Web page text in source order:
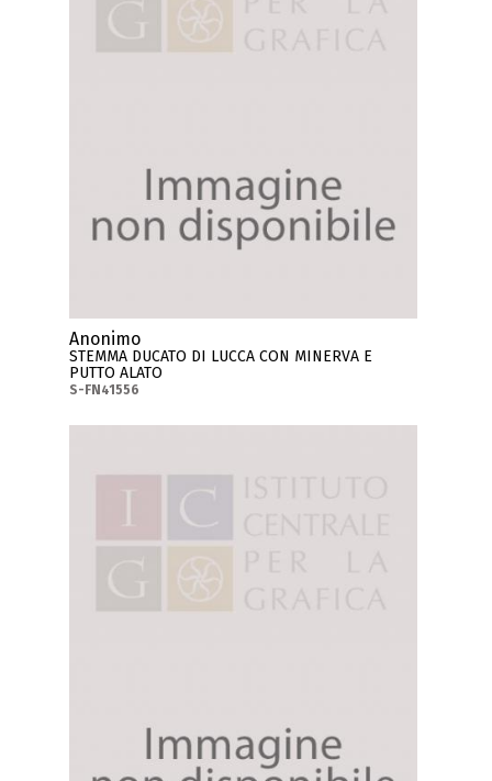
Anonimo
STEMMA DUCATO DI LUCCA CON MINERVA E
PUTTO ALATO
S-FN41556